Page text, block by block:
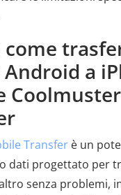
come
a
Transfer è un
dati progettato per
senza problemi,